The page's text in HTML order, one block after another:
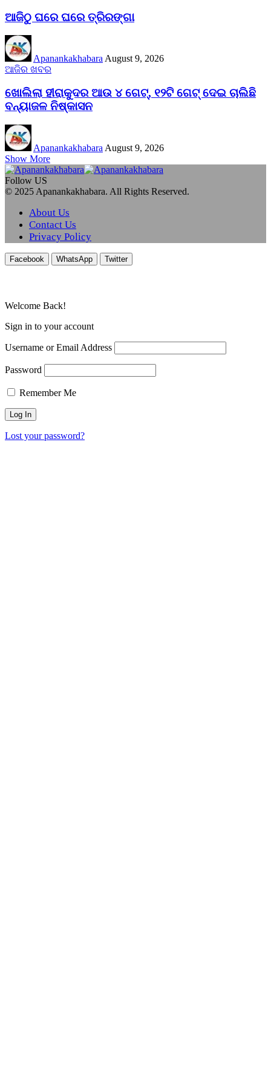
ଆଜିଠୁ ଘରେ ଘରେ ତ୍ରିରଙ୍ଗା
ApanankakhabaraAugust 9, 2026
ଆଜିର ଖବର
ଖୋଲିଲା ହୀରାକୁଦର ଆଉ ୪ ଗେଟ୍, ୧୨ଟି ଗେଟ୍ ଦେଇ ଚାଲିଛି
ବନ୍ୟାଜଳ ନିଷ୍କାସନ
Apanankakhabara August 9, 2026
Show More
Follow US
© 2025 Apanankakhabara. All Rights Reserved.
About Us
Contact Us
Privacy Policy
Facebook WhatsApp Twitter
Welcome Back!
Sign in to your account
Username or Email Address
Password
Remember Me
Lost your password?